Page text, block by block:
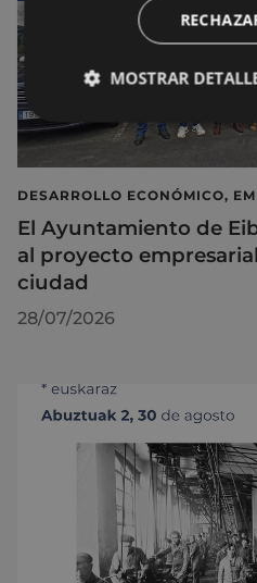
DESARROLLO ECONÓMICO,
El Ayuntamiento de
al proyecto
ciudad
28/07/2026
MOSTRAR